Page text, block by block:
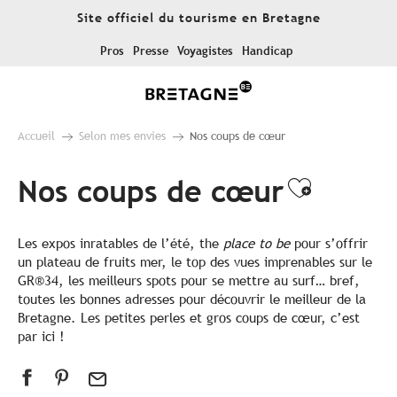
Site officiel du tourisme en Bretagne
Pros Presse Voyagistes Handicap
Accueil Selon mes envies Nos coups de cœur
Nos coups de cœur
Les expos inratables de l’été, the place to be pour s’offrir
un plateau de fruits mer, le top des vues imprenables sur le
GR®34, les meilleurs spots pour se mettre au surf… bref,
toutes les bonnes adresses pour découvrir le meilleur de la
Bretagne. Les petites perles et gros coups de cœur, c’est
par ici !